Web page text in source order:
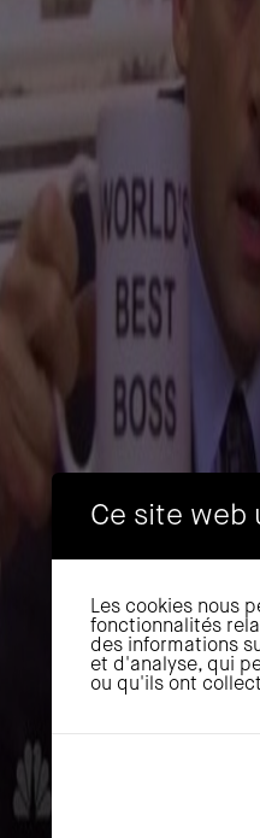
Ce site web
Les cookies nous
fonctionnalités
des informations
et d'analyse, qui
ou qu'ils ont